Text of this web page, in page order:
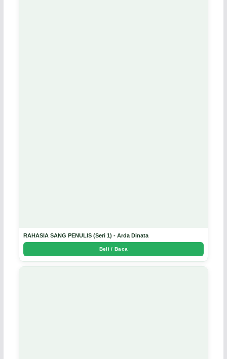
RAHASIA SANG PENULIS (Seri 1) - Arda Dinata
Beli / Baca